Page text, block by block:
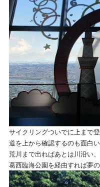
サイクリングついでに上まで
道を上から確認するのも面白い
荒川まで出ればあとは川沿い
葛西臨海公園を経由すれば夢の